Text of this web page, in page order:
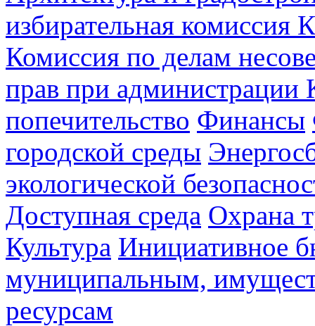
избирательная комиссия
Комиссия по делам
прав при администрации
попечительство Финансы
городской среды
экологической
Доступная среда Охрана
Культура Инициативное
муниципальным,
ресурсам